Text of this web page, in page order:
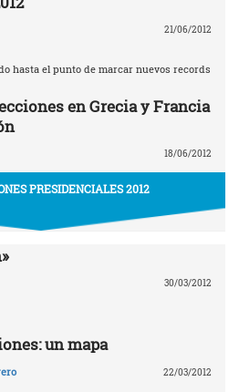
21/06/2012
hasta el punto de marcar nuevos records
en Grecia y Francia
18/06/2012
PRESIDENCIALES 2012
30/03/2012
un mapa
22/03/2012